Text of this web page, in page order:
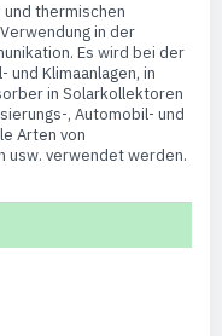
thermischen
in der
Es wird bei der
Klimaanlagen, in
in Solarkollektoren
, Automobil- und
Arten von
usw. verwendet werden.